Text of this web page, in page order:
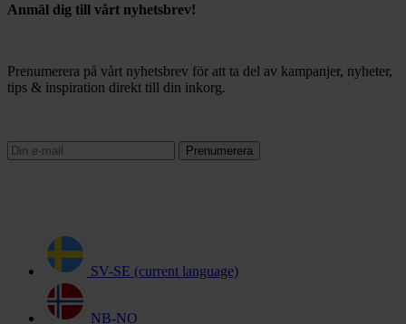
Anmäl dig till vårt nyhetsbrev!
Prenumerera på vårt nyhetsbrev för att ta del av kampanjer, nyheter,
tips & inspiration direkt till din inkorg.
Prenumerera
SV-SE (current language)
NB-NO